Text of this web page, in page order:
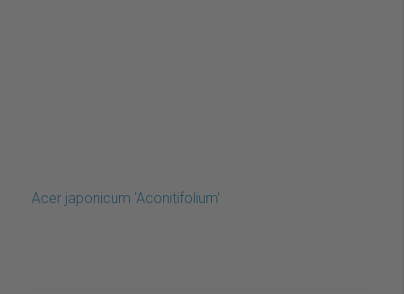
Acer japonicum 'Aconitifolium'